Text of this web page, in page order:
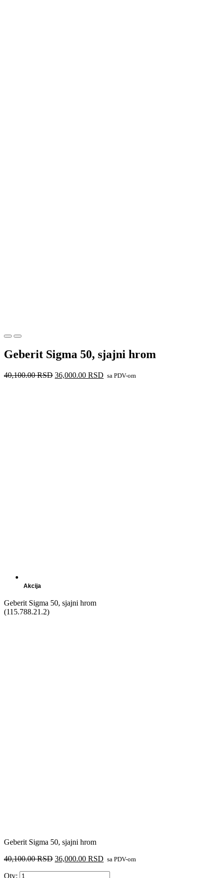
Geberit Sigma 50, sjajni hrom
40,100.00RSD Originalna
36,000.00 RSD Trenutna
sa PDV-om
Akcija
Geberit Sigma 50, sjajni hrom
(115.788.21.2)
Geberit Sigma 50, sjajni hrom
40,100.00RSD Originalna
36,000.00 RSD Trenutna
sa PDV-om
Qty: Geberit